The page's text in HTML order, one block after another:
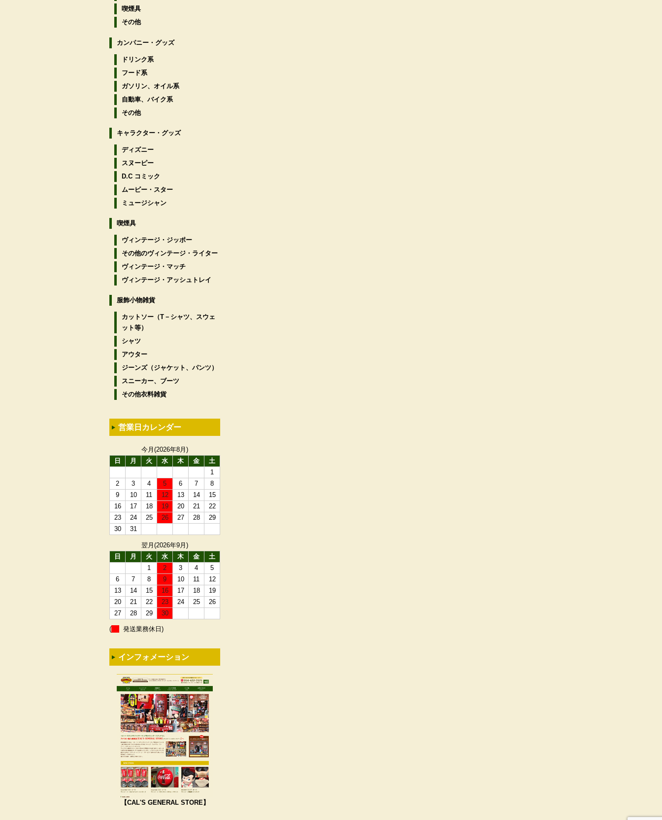
喫煙具
その他
カンパニー・グッズ
ドリンク系
フード系
ガソリン、オイル系
自動車、バイク系
その他
キャラクター・グッズ
ディズニー
スヌーピー
D.C コミック
ムービー・スター
ミュージシャン
喫煙具
ヴィンテージ・ジッポー
その他のヴィンテージ・ライター
ヴィンテージ・マッチ
ヴィンテージ・アッシュトレイ
服飾小物雑貨
カットソー（T－シャツ、スウェ
ット等）
シャツ
アウター
ジーンズ（ジャケット、パンツ）
スニーカー、ブーツ
その他衣料雑貨
営業日カレンダー
今月(2026年8月)
日
月 火 水 木 金
土
1
2
3 4 5 6 7
8
9
10 11 12 13 14
15
16
17 18 19 20 21
22
23
24 25 26 27 28
29
30
31
翌月(2026年9月)
日
月 火 水 木 金
土
1
2 3 4
5
6
7 8 9 10 11
12
13
14 15 16 17 18
19
20
21 22 23 24 25
26
27
28 29 30
( 発送業務休日)
インフォメーション
【CAL'S GENERAL STORE】